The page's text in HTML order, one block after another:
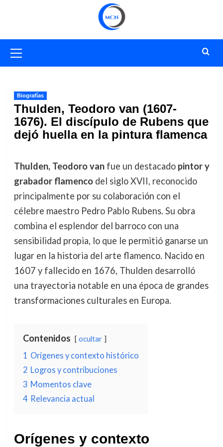
primario
Biografías
Thulden, Teodoro van (1607-
1676). El discípulo de Rubens que
dejó huella en la pintura flamenca
Thulden, Teodoro vanfue un destacado pintor y
grabador flamencodel siglo XVII, reconocido
principalmente por su colaboración con el
célebre maestro Pedro Pablo Rubens. Su obra
combina el esplendor del barroco con una
sensibilidad propia, lo que le permitió ganarse un
lugar en la historia del arte flamenco. Nacido en
1607 y fallecido en 1676, Thulden desarrolló
una trayectoria notable en una época de grandes
transformaciones culturales en Europa.
Contenidos ocultar
1 Orígenes y contexto histórico
2 Logros y contribuciones
3 Momentos clave
4 Relevancia actual
Orígenes y contexto